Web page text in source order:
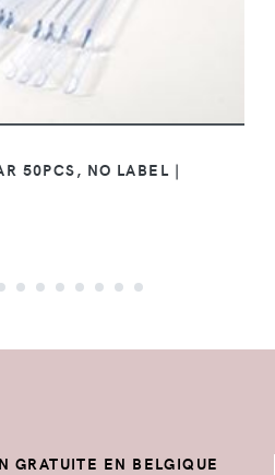
50PCS, NO LABEL |
GRATUITE EN BELGIQUE